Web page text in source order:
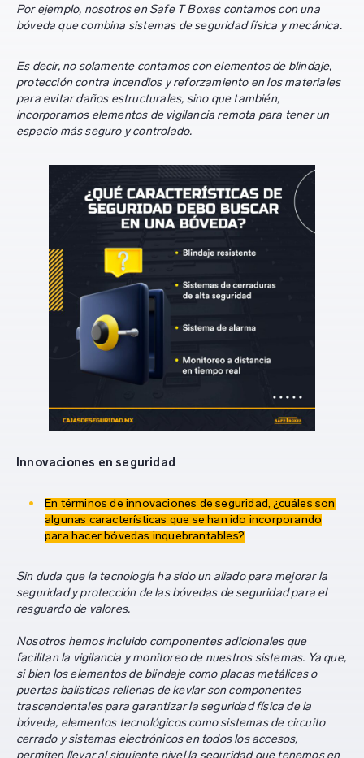
Por ejemplo, nosotros en Safe T Boxes contamos con una
bóveda que combina sistemas de seguridad física y mecánica.
Es decir, no solamente contamos con elementos de blindaje,
protección contra incendios y reforzamiento en los materiales
para evitar daños estructurales, sino que también,
incorporamos elementos de vigilancia remota para tener un
espacio más seguro y controlado.
Innovaciones en seguridad
En términos de innovaciones de seguridad, ¿cuáles son
algunas características que se han ido incorporando
para hacer bóvedas inquebrantables?
Sin duda que la tecnología ha sido un aliado para mejorar la
seguridad y protección de las bóvedas de seguridad para el
resguardo de valores.
Nosotros hemos incluido componentes adicionales que
facilitan la vigilancia y monitoreo de nuestros sistemas. Ya que,
si bien los elementos de blindaje como placas metálicas o
puertas balísticas rellenas de kevlar son componentes
trascendentales para garantizar la seguridad física de la
bóveda, elementos tecnológicos como sistemas de circuito
cerrado y sistemas electrónicos en todos los accesos,